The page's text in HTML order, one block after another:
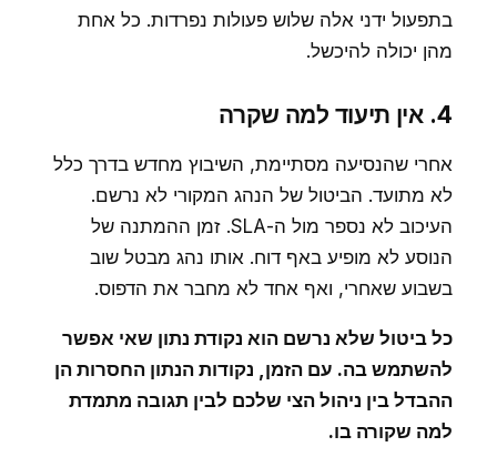
בתפעול ידני אלה שלוש פעולות נפרדות. כל אחת
מהן יכולה להיכשל.
4. אין תיעוד למה שקרה
אחרי שהנסיעה מסתיימת, השיבוץ מחדש בדרך כלל
לא מתועד. הביטול של הנהג המקורי לא נרשם.
העיכוב לא נספר מול ה-SLA. זמן ההמתנה של
הנוסע לא מופיע באף דוח. אותו נהג מבטל שוב
בשבוע שאחרי, ואף אחד לא מחבר את הדפוס.
כל ביטול שלא נרשם הוא נקודת נתון שאי אפשר
להשתמש בה. עם הזמן, נקודות הנתון החסרות הן
ההבדל בין ניהול הצי שלכם לבין תגובה מתמדת
למה שקורה בו.